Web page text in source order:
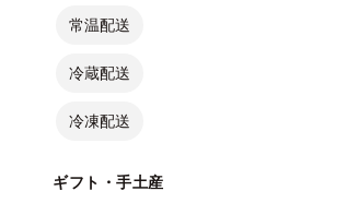
常温配送
冷蔵配送
冷凍配送
ギフト・手土産